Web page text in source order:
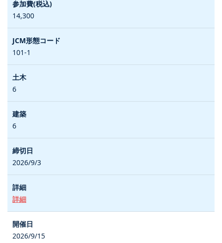
14,300
101-1
6
6
2026/9/3
詳細
2026/9/15